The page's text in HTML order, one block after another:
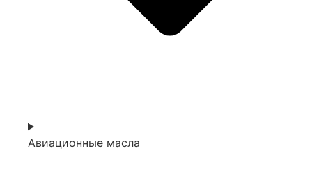
Авиационные масла